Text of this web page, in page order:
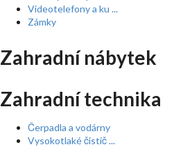
Videotelefony a ku ...
Zámky
Zahradní nábytek
Zahradní technika
Čerpadla a vodárny
Vysokotlaké čistič ...